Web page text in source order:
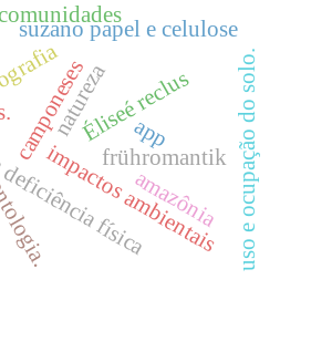
física
Éliseé reclus
natureza
camponeses
suzano papel e celulose
impactos ambientais
frühromantik uso e ocupação do solo.
app
amazônia